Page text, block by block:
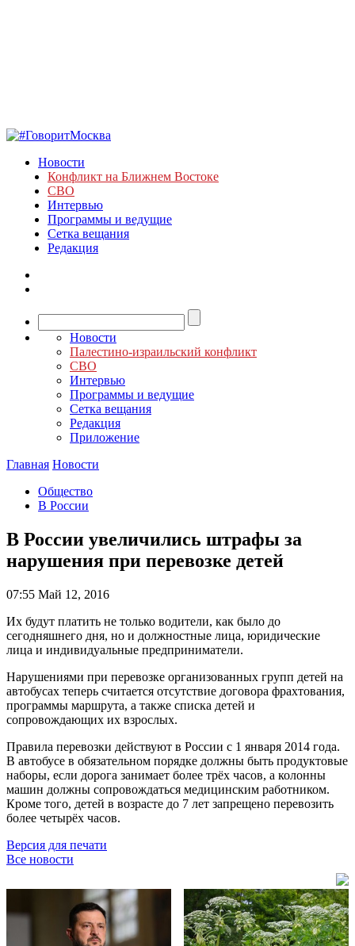
Новости
Конфликт на Ближнем Востоке
СВО
Интервью
Программы и ведущие
Сетка вещания
Редакция
Новости
Палестино-израильский конфликт
СВО
Интервью
Программы и ведущие
Сетка вещания
Редакция
Приложение
Главная Новости
Общество
В России
В России увеличились штрафы за
нарушения при перевозке детей
07:55 Май 12, 2016
Их будут платить не только водители, как было до
сегодняшнего дня, но и должностные лица, юридические
лица и индивидуальные предприниматели.
Нарушениями при перевозке организованных групп детей на
автобусах теперь считается отсутствие договора фрахтования,
программы маршрута, а также списка детей и
сопровождающих их взрослых.
Правила перевозки действуют в России с 1 января 2014 года.
В автобусе в обязательном порядке должны быть продуктовые
наборы, если дорога занимает более трёх часов, а колонны
машин должны сопровождаться медицинским работником.
Кроме того, детей в возрасте до 7 лет запрещено перевозить
более четырёх часов.
Версия для печати
Все новости